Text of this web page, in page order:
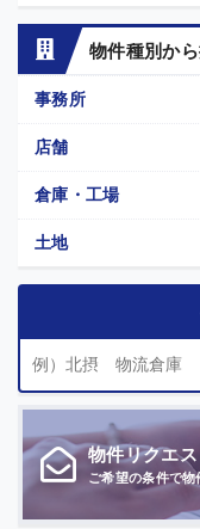
物件種別か
事務所
店舗
倉庫・工場
土地
物件リクエス
ご希望の条件で物